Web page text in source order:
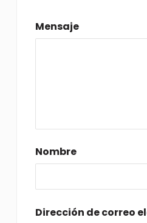
Mensaje
Nombre
Dirección de correo